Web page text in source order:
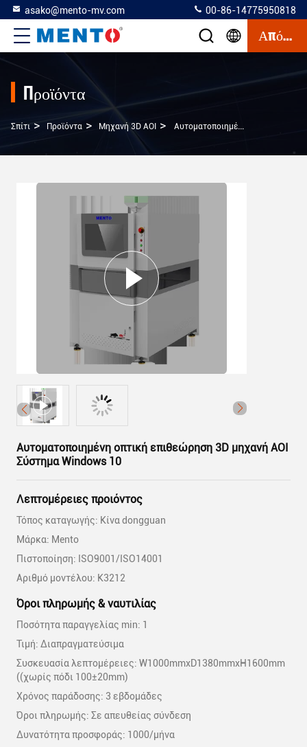
asako@mento-mv.com 00-86-14775950818
Απόσπασμα
Προϊόντα
Σπίτι > Προϊόντα > Μηχανή 3D AOI > Αυτοματοποιημένη Οπτική Επιθεώρηση 3D Μηχανή AOI Σύστημα Windows 10
Αυτοματοποιημένη οπτική επιθεώρηση 3D μηχανή AOI
Σύστημα Windows 10
Λεπτομέρειες προιόντος
Τόπος καταγωγής: Κίνα dongguan
Μάρκα: Mento
Πιστοποίηση: ISO9001/ISO14001
Αριθμό μοντέλου: Κ3212
Όροι πληρωμής & ναυτιλίας
Ποσότητα παραγγελίας min: 1
Τιμή: Διαπραγματεύσιμα
Συσκευασία λεπτομέρειες: W1000mmxD1380mmxH1600mm
((χωρίς πόδι 100±20mm)
Χρόνος παράδοσης: 3 εβδομάδες
Όροι πληρωμής: Σε απευθείας σύνδεση
Δυνατότητα προσφοράς: 1000/μήνα